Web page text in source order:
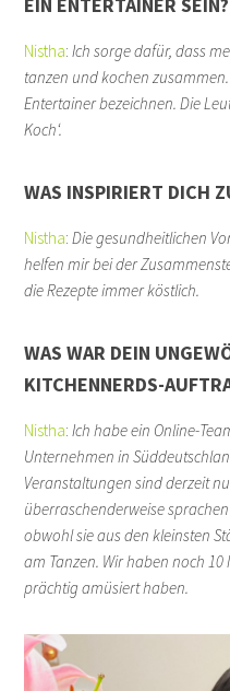
EIN ENTERTAINER SEIN?
Nistha:Ich sorge dafür, dass
tanzen und kochen
Entertainer bezeichnen. Die
Koch‘.
WAS INSPIRIERT DICH
Nistha:Die gesundheitlichen
helfen mir bei der
die Rezepte immer köstlich.
WAS WAR DEIN
KITCHENNERDS-
Nistha:Ich habe ein Online-
Unternehmen in
Veranstaltungen sind derzeit
überraschenderweise
obwohl sie aus den kleinsten
am Tanzen. Wir haben noch
prächtig amüsiert haben.